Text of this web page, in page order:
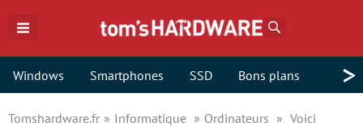
Windows Smartphones SSD Bons plans >
Tomshardware.fr Informatique Ordinateurs
Voici